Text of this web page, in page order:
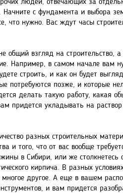
людей, отвечающих за
с фундамента и выбора
что нужно. Вас ждут часы
общий взгляд на строительство,
Например, в самом начале вам
строить, и как он будет
потребуются позже, и которые
делать такую работу, какая
придется укладывать на
разных строительных
и того, что от вас вообще
в Сибири, или же столкнетесь
кирпича. В разных
другое. А еще в вашем
и вам придется